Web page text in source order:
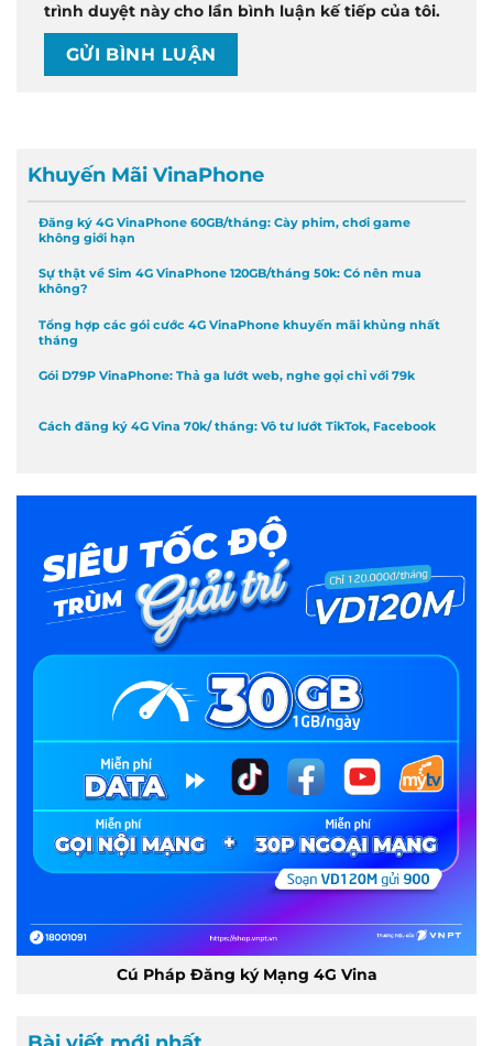
trình duyệt này cho lần bình luận kế tiếp của tôi.
Khuyến Mãi VinaPhone
Đăng ký 4G VinaPhone 60GB/tháng: Cày phim, chơi game
không giới hạn
Sự thật về Sim 4G VinaPhone 120GB/tháng 50k: Có nên mua
không?
Tổng hợp các gói cước 4G VinaPhone khuyến mãi khủng nhất
tháng
Gói D79P VinaPhone: Thả ga lướt web, nghe gọi chỉ với 79k
Cách đăng ký 4G Vina 70k/ tháng: Vô tư lướt TikTok, Facebook
Cú Pháp Đăng ký Mạng 4G Vina